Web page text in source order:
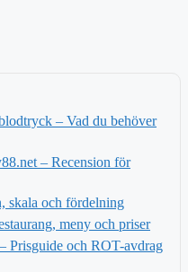
– Vad du behöver
– Recension för
skala och fördelning
meny och priser
Prisguide och ROT-avdrag